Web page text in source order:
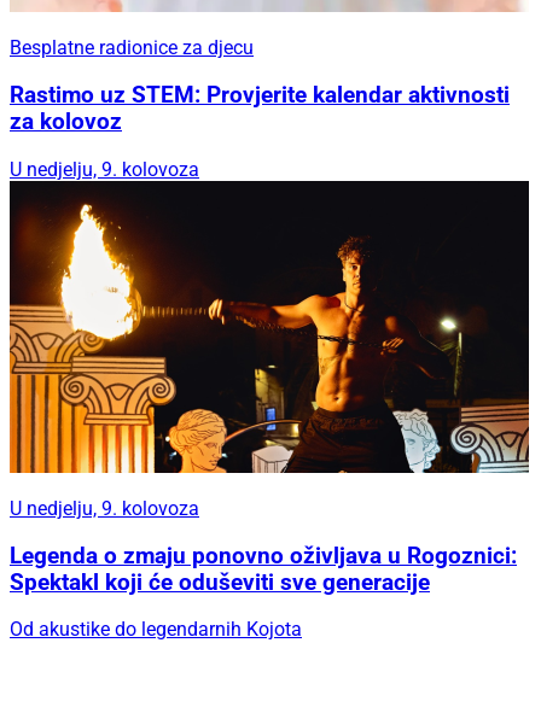
Besplatne radionice za djecu
Rastimo uz STEM: Provjerite kalendar aktivnosti
za kolovoz
U nedjelju, 9. kolovoza
U nedjelju, 9. kolovoza
Legenda o zmaju ponovno oživljava u Rogoznici:
Spektakl koji će oduševiti sve generacije
Od akustike do legendarnih Kojota